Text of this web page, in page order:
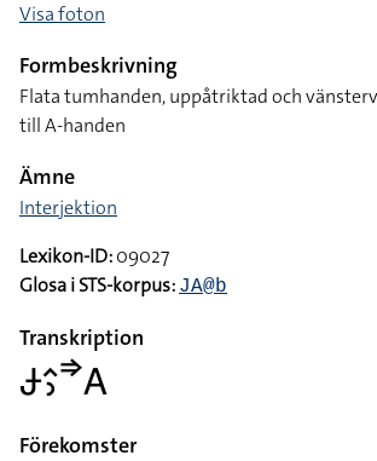
Visa foton
Formbeskrivning
Flata tumhanden, uppåtriktad och
till A-handen
Ämne
Interjektion
Lexikon-ID:09027
Glosa i STS-korpus: JA@b
Transkription
􌥂􌤵􌤶􌦆􌤤
Förekomster